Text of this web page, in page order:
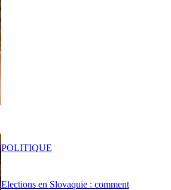
Elections en Slovaquie : comment
POLITIQUE